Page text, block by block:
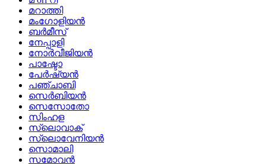
മറാത്തി
മംഗോളിയൻ
ബർമീസ്
നേപ്പാളി
നോർവീജിയൻ
പാഷ്ടോ
പേർഷ്യൻ
പഞ്ചാബി
സെർബിയൻ
സെസോതോ
സിംഹള
സ്ലൊവാക്
സ്ലൊവേനിയൻ
സൊമാലി
സമോവൻ